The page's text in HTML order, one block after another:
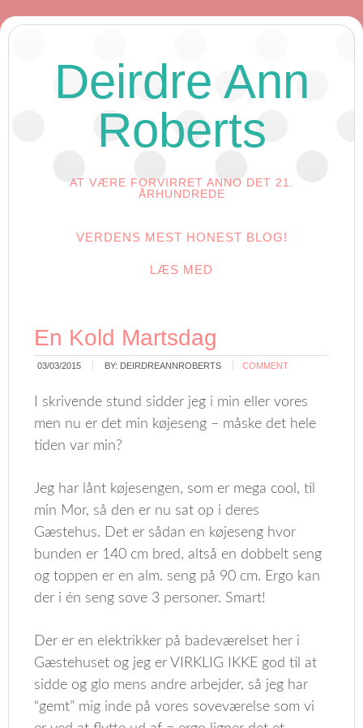
Deirdre Ann
Roberts
AT VÆRE FORVIRRET ANNO DET 21.
ÅRHUNDREDE
VERDENS MEST HONEST BLOG!
LÆS MED
En Kold Martsdag
03/03/2015 BY: DEIRDREANNROBERTS COMMENT
I skrivende stund sidder jeg i min eller vores
men nu er det min køjeseng – måske det hele
tiden var min?
Jeg har lånt køjesengen, som er mega cool, til
min Mor, så den er nu sat op i deres
Gæstehus. Det er sådan en køjeseng hvor
bunden er 140 cm bred, altså en dobbelt seng
og toppen er en alm. seng på 90 cm. Ergo kan
der i én seng sove 3 personer. Smart!
Der er en elektrikker på badeværelset her i
Gæstehuset og jeg er VIRKLIG IKKE god til at
sidde og glo mens andre arbejder, så jeg har
“gemt” mig inde på vores soveværelse som vi